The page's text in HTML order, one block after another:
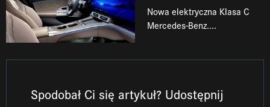
Nowa elektryczna Klasa C
Mercedes-Benz....
Spodobał Ci się artykuł? Udostępnij